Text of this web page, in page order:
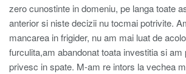
zero cunostinte in domeniu, pe langa toate
anterior si niste decizii nu tocmai potrivite.
mancarea in frigider, nu am mai luat de
furculita,am abandonat toata investitia si am
privesc in spate. M-am re intors la vechea